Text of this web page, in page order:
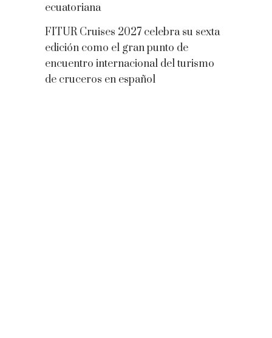
ecuatoriana
FITUR Cruises 2027 celebra su sexta
edición como el gran punto de
encuentro internacional del turismo
de cruceros en español